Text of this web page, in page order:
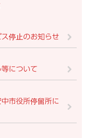
停止のお知らせ
等について
市役所停留所に